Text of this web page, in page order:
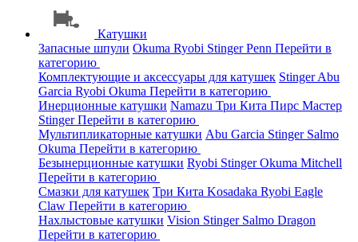
Катушки
Запасные шпули Okuma Ryobi StingerPenn Перейти в
категорию
Комплектующие и аксессуары для катушек StingerAbu
Garcia Ryobi Okuma Перейти в категорию
Инерционные катушки Namazu Три Кита Пирс Мастер
StingerПерейти в категорию
Мультипликаторные катушки Abu Garcia Stinger Salmo
Okuma Перейти в категорию
Безынерционные катушки Ryobi StingerOkuma Mitchell
Перейти в категорию
Смазки для катушек Три Кита Kosadaka Ryobi Eagle
Claw Перейти в категорию
Нахлыстовые катушки Vision Stinger Salmo Dragon
Перейти в категорию